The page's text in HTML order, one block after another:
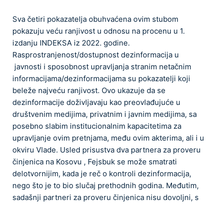
Sva četiri pokazatelja obuhvaćena ovim stubom
pokazuju veću ranjivost u odnosu na procenu u 1.
izdanju INDEKSA iz 2022. godine.
Rasprostranjenost/dostupnost dezinformacija u
javnosti i sposobnost upravljanja stranim netačnim
informacijama/dezinformacijama su pokazatelji koji
beleže najveću ranjivost. Ovo ukazuje da se
dezinformacije doživljavaju kao preovlađujuće u
društvenim medijima, privatnim i javnim medijima, sa
posebno slabim institucionalnim kapacitetima za
upravljanje ovim pretnjama, među ovim akterima, ali i u
okviru Vlade. Usled prisustva dva partnera za proveru
činjenica na Kosovu , Fejsbuk se može smatrati
delotvornijim, kada je reč o kontroli dezinformacija,
nego što je to bio slučaj prethodnih godina. Međutim,
sadašnji partneri za proveru činjenica nisu dovoljni, s